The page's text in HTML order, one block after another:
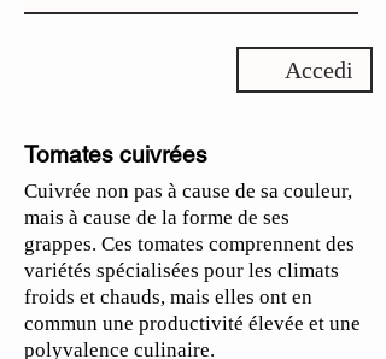
Accedi
Tomates cuivrées
Cuivrée non pas à cause de sa couleur,
mais à cause de la forme de ses
grappes. Ces tomates comprennent des
variétés spécialisées pour les climats
froids et chauds, mais elles ont en
commun une productivité élevée et une
polyvalence culinaire.